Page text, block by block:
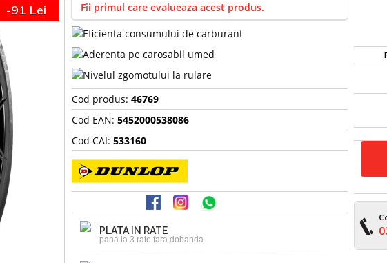
-91 Lei Fii primul care evalueaza acest produs.
Cod produs:46769
Cod EAN:5452000538086
Cod CAI:533160
PLATA IN RATE
pana la 3 rate fara dobanda